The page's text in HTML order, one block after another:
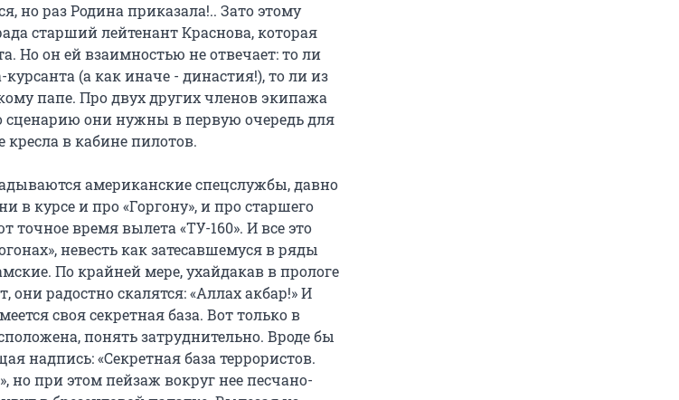
но раз Родина приказала!.. Зато этому
старший лейтенант Краснова, которая
Но он ей взаимностью не отвечает: то ли
(а как иначе - династия!), то ли из
папе. Про двух других членов экипажа
сценарию они нужны в первую очередь для
в кабине пилотов.
американские спецслужбы, давно
в курсе и про «Горгону», и про старшего
точное время вылета «ТУ-160». И все это
невесть как затесавшемуся в ряды
По крайней мере, ухайдакав в прологе
радостно скалятся: «Аллах акбар!» И
своя секретная база. Вот только в
понять затруднительно. Вроде бы
надпись: «Секретная база террористов.
но при этом пейзаж вокруг нее песчано-